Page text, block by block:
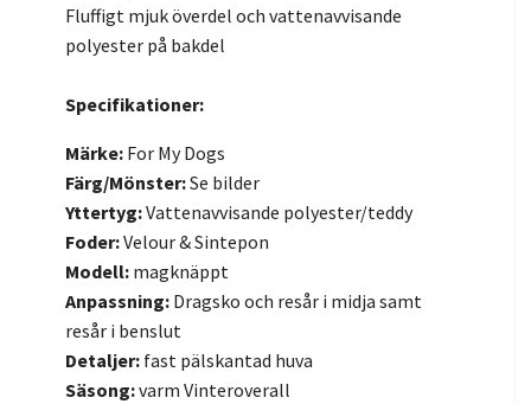
Fluffigt mjuk överdel och vattenavvisande
polyester på bakdel
Specifikationer:
Märke: For My Dogs
Färg/Mönster:Se bilder
Yttertyg:Vattenavvisande polyester/teddy
Foder:Velour & Sintepon
Modell: magknäppt
Anpassning: Dragsko och resår i midja samt
resår i benslut
Detaljer: fast pälskantad huva
Säsong:varm Vinteroverall